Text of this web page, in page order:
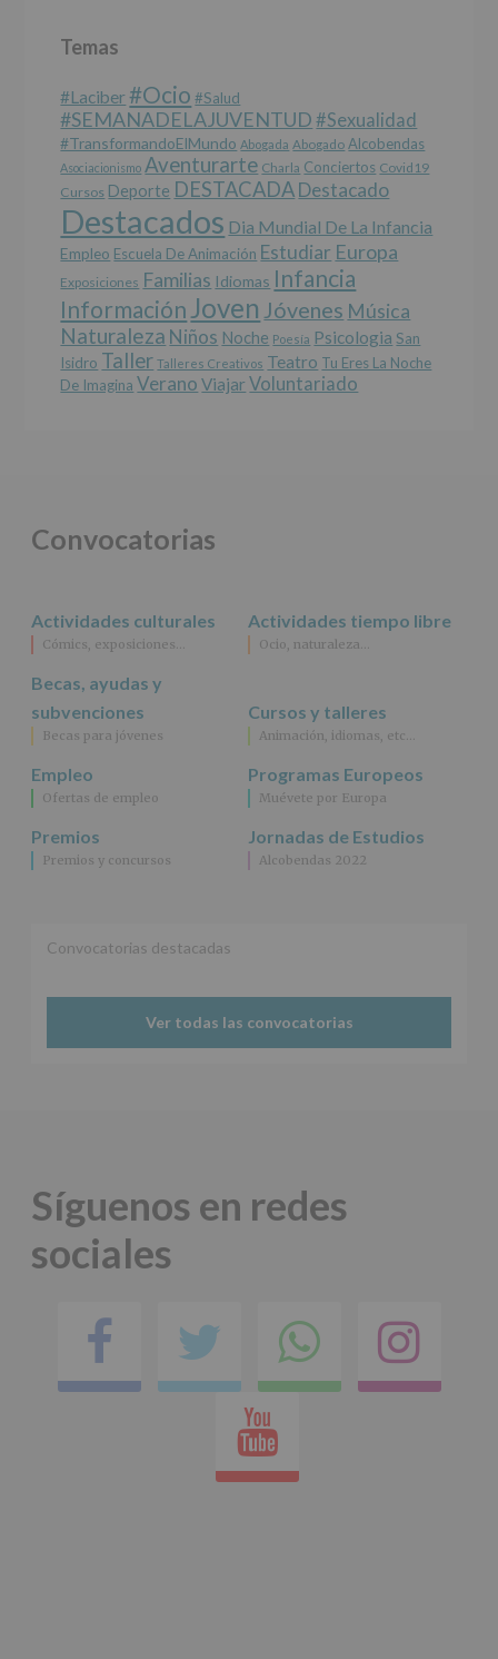
Temas
#laciber#Ocio #salud
#SEMANADELAJUVENTUD #sexualidad
#TransformandoElMundo Abogada Abogado Alcobendas
Asociacionismo Aventurarte Charla Conciertos Covid19
Cursos Deporte DESTACADADestacado
Destacados Dia Mundial De La Infancia
Empleo Escuela De Animación Estudiar Europa
Exposiciones Familias Idiomas Infancia
Información Joven Jóvenes Música
Naturaleza Niños Noche Poesía Psicologia San
Isidro Taller Talleres Creativos Teatro Tu Eres La Noche
De Imagina Verano Viajar Voluntariado
Convocatorias
Actividades culturales
Cómics, exposiciones…
Actividades tiempo libre
Ocio, naturaleza…
Becas, ayudas y
subvenciones
Becas para jóvenes
Cursos y talleres
Animación, idiomas, etc…
Empleo
Ofertas de empleo
Programas Europeos
Muévete por Europa
Premios
Premios y concursos
Jornadas de Estudios
Alcobendas 2022
Convocatorias destacadas
Ver todas las convocatorias
Síguenos en redes
sociales
Facebook
Twitter
en
Youtube